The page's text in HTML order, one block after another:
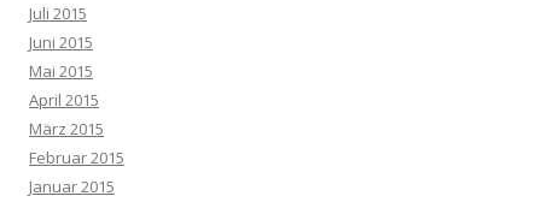
Juli 2015
Juni 2015
Mai 2015
April 2015
März 2015
Februar 2015
Januar 2015